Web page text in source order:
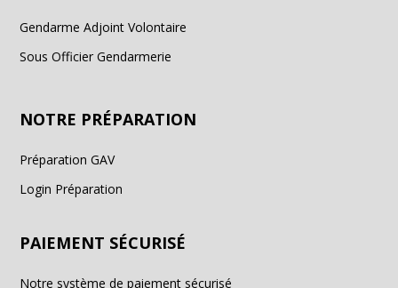
Gendarme Adjoint Volontaire
Sous Officier Gendarmerie
NOTRE PRÉPARATION
Préparation GAV
Login Préparation
PAIEMENT SÉCURISÉ
Notre système de paiement sécurisé